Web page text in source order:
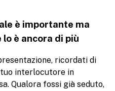
è importante ma
è ancora di più
ricordati di
interlocutore in
Qualora fossi già seduto,